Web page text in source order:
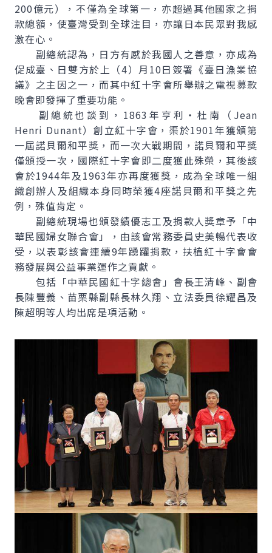
200億元），不僅為全球第一，亦超過其他國家之捐
款總額，使臺灣受到全球注目，亦讓日本民眾對我感
激在心。
副總統認為，日方有感於我國人之善意，亦成為
促成臺、日雙方於上（4）月10日簽署《臺日漁業協
議》之主因之一，而其中紅十字會所舉辦之電視募款
晚會即發揮了重要功能。
副總統也談到，1863年亨利‧杜南（Jean
Henri Dunant）創立紅十字會，渠於1901年獲頒第
一屆諾貝爾和平獎，而一次大戰期間，諾貝爾和平獎
僅頒授一次，國際紅十字會即二度獲此殊榮，其後該
會於1944年及1963年亦再度獲獎，成為全球唯一組
織創辦人及組織本身同時榮獲4座諾貝爾和平獎之先
例，殊值肯定。
副總統現場也頒發績優志工及捐款人獎章予「中
華民國婦女聯合會」，由該會常務委員史美暢代表收
受，以表彰該會連續9年踴躍捐款，扶植紅十字會會
務發展與公益事業運作之貢獻。
包括「中華民國紅十字總會」會長王清峰、副會
長陳豐義、苗栗縣副縣長林久翔、立法委員徐耀昌及
陳超明等人均出席是項活動。